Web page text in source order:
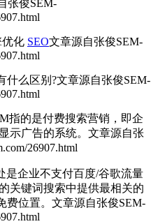
张俊SEM-
优化 SEO文章源自张俊SEM-
什么区别?文章源自张俊SEM-
指的是付费搜索营销，即企
示广告的系统。 文章源自张
26907.html
是企业不支付百度/谷歌流量
关键词搜索中提供最相关的
位置。 文章源自张俊SEM-